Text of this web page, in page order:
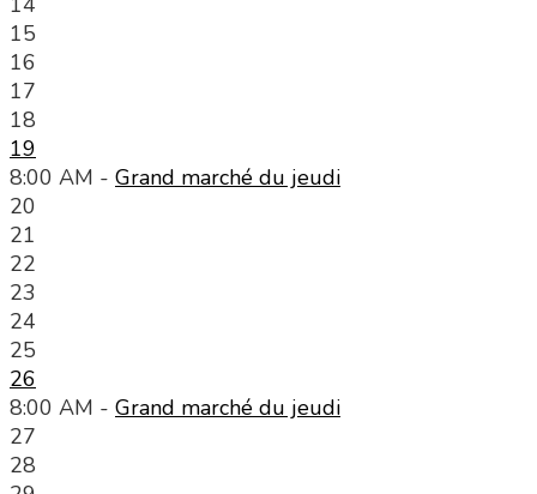
15
16
17
18
19
8:00 AM - Grand marché du jeudi
20
21
22
23
24
25
26
8:00 AM - Grand marché du jeudi
27
28